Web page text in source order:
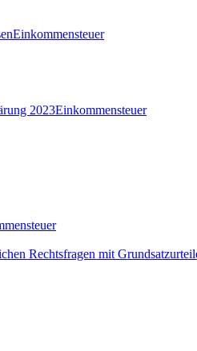
Einkommensteuer
2023Einkommensteuer
Rechtsfragen mit